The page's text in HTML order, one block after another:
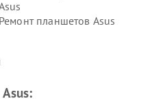
Ремонт планшетов Asus